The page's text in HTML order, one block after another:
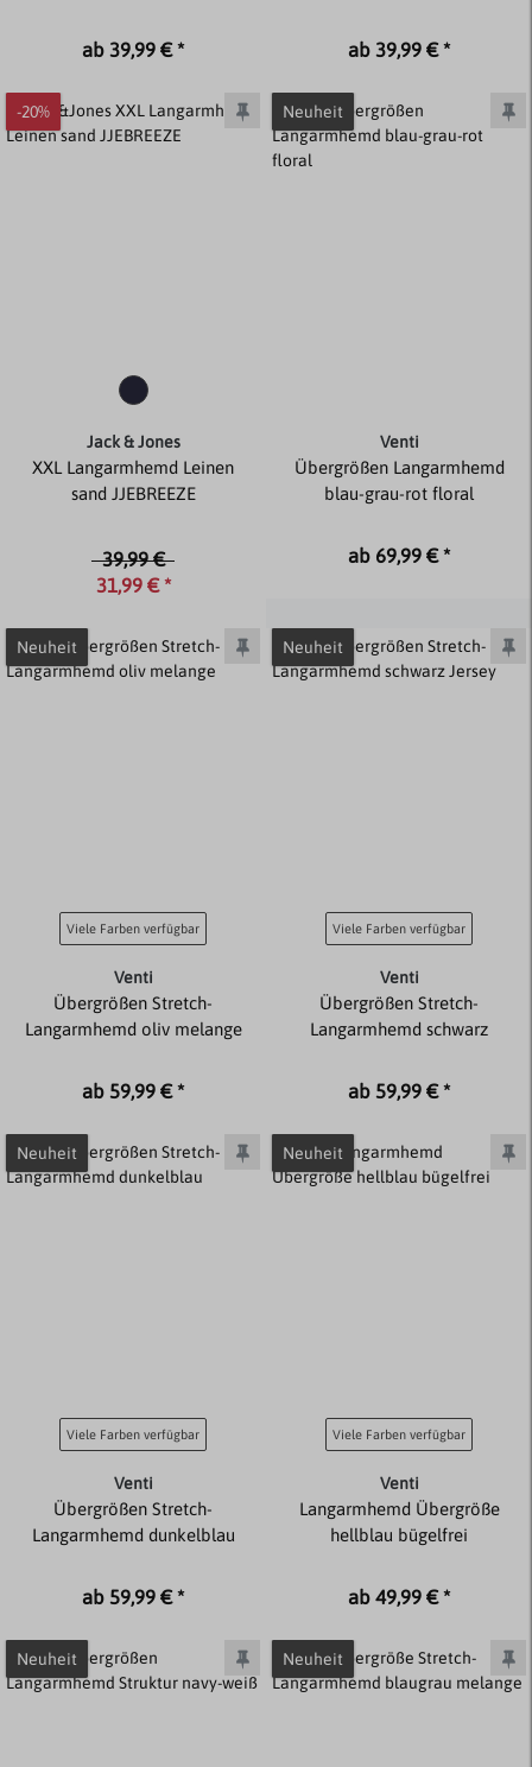
ab 39,99 € * ab 39,99 € *
-20%
Jack & Jones
XXL Langarmhemd Leinen
sand JJEBREEZE
39,99 €
31,99 € *
Neuheit
Venti
Übergrößen Langarmhemd
blau-grau-rot floral
ab 69,99 € *
Viele Farben verfügbar
Neuheit
Venti
Übergrößen Stretch-
Langarmhemd oliv melange
ab 59,99 € *
Viele Farben verfügbar
Neuheit
Venti
Übergrößen Stretch-
Langarmhemd schwarz
ab 59,99 € *
Viele Farben verfügbar
Neuheit
Venti
Übergrößen Stretch-
Langarmhemd dunkelblau
ab 59,99 € *
Viele Farben verfügbar
Neuheit
Venti
Langarmhemd Übergröße
hellblau bügelfrei
ab 49,99 € *
Neuheit Neuheit